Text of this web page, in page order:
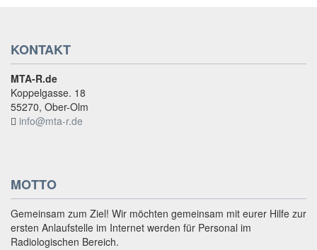
KONTAKT
MTA-R.de
Koppelgasse. 18
55270, Ober-Olm
info@mta-r.de
MOTTO
Gemeinsam zum Ziel! Wir möchten gemeinsam mit eurer Hilfe zur
ersten Anlaufstelle im Internet werden für Personal im
Radiologischen Bereich.